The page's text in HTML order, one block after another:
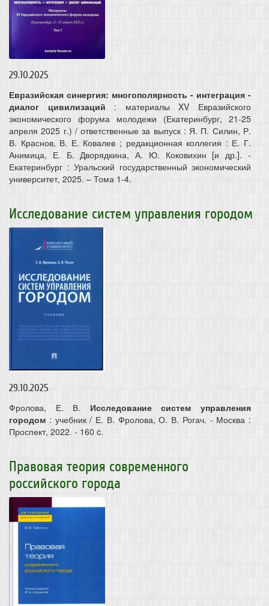
29.10.2025
Евразийская синергия: многополярность - интеграция -
диалог цивилизаций : материалы XV Евразийского
экономического форума молодежи (Екатеринбург, 21-25
апреля 2025 г.) / ответственные за выпуск : Я. П. Силин, Р.
В. Краснов, В. Е. Ковалев ; редакционная коллегия : Е. Г.
Анимица, Е. Б. Дворядкина, А. Ю. Коковихин [и др.]. -
Екатеринбург : Уральский государственный экономический
университет, 2025. – Тома 1-4.
Исследование систем управления городом
29.10.2025
Фролова, Е. В. Исследование систем управления
городом : учебник / Е. В. Фролова, О. В. Рогач. - Москва :
Проспект, 2022. - 160 c.
Правовая теория современного
российского города